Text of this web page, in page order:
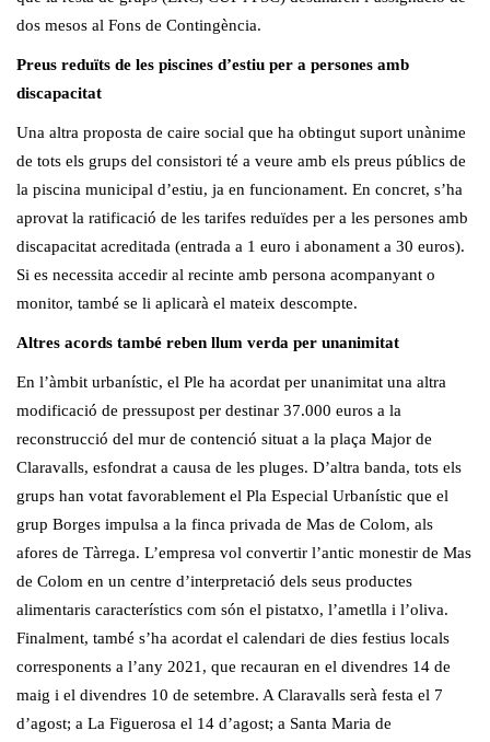
dos mesos al Fons de Contingència.
Preus reduïts de les piscines d’estiu per a persones amb
discapacitat
Una altra proposta de caire social que ha obtingut suport unànime
de tots els grups del consistori té a veure amb els preus públics de
la piscina municipal d’estiu, ja en funcionament. En concret, s’ha
aprovat la ratificació de les tarifes reduïdes per a les persones amb
discapacitat acreditada (entrada a 1 euro i abonament a 30 euros).
Si es necessita accedir al recinte amb persona acompanyant o
monitor, també se li aplicarà el mateix descompte.
Altres acords també reben llum verda per unanimitat
En l’àmbit urbanístic, el Ple ha acordat per unanimitat una altra
modificació de pressupost per destinar 37.000 euros a la
reconstrucció del mur de contenció situat a la plaça Major de
Claravalls, esfondrat a causa de les pluges. D’altra banda, tots els
grups han votat favorablement el Pla Especial Urbanístic que el
grup Borges impulsa a la finca privada de Mas de Colom, als
afores de Tàrrega. L’empresa vol convertir l’antic monestir de Mas
de Colom en un centre d’interpretació dels seus productes
alimentaris característics com són el pistatxo, l’ametlla i l’oliva.
Finalment, també s’ha acordat el calendari de dies festius locals
corresponents a l’any 2021, que recauran en el divendres 14 de
maig i el divendres 10 de setembre. A Claravalls serà festa el 7
d’agost; a La Figuerosa el 14 d’agost; a Santa Maria de